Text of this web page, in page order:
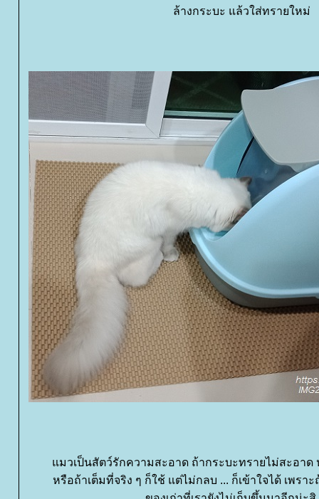
ล้างกระบะ แล้วใส่ทรายใหม่
มวเป็นสัตว์รักความสะอาด ถ้ากระบะทรายไม่สะอาด
หรือถ้าเต็มที่จริง ๆ ก็ใช้ แต่ไม่กลบ ... ก็เข้าใจได้ เพร